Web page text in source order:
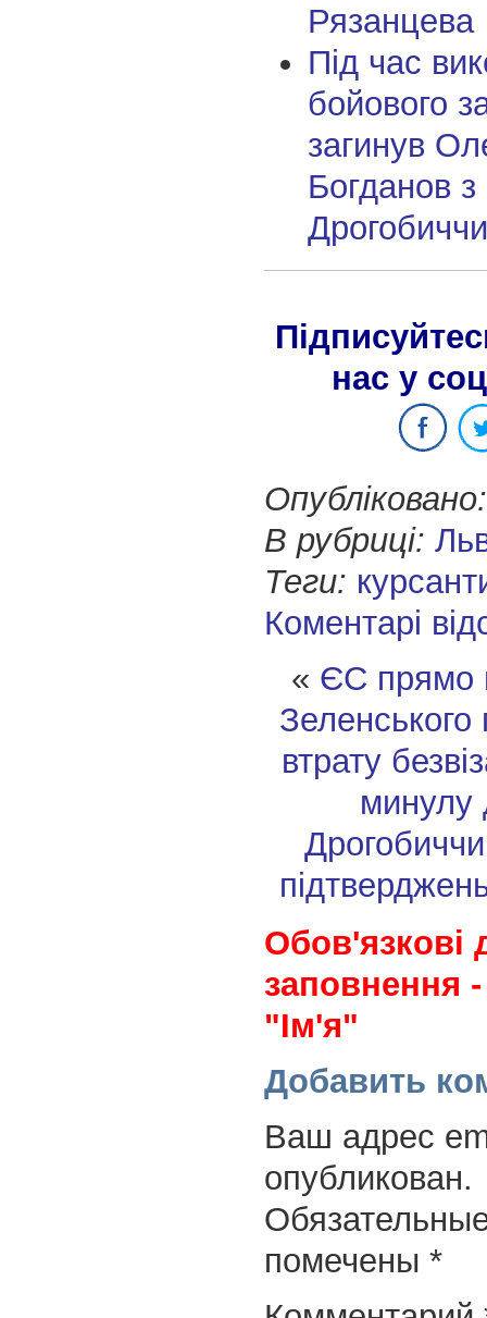
Рязанцева
Під час
бойового
загинув
Богданов з
нас у
Опубліковано:
В рубриці:
Теги:
Коментарі
« ЄС прямо
втрату
минулу
Обов'язкові
заповнення
"Ім'я"
Добавить
Ваш адрес
опубликован.
помечены *